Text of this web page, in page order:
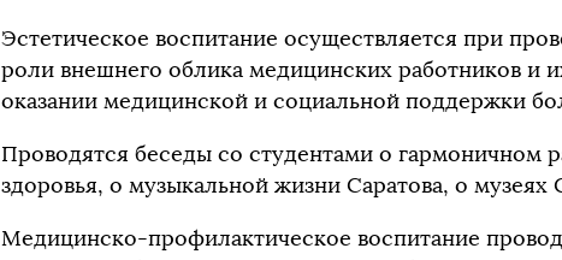
Эстетическое воспитание осуществляется при
роли внешнего облика медицинских работников и
оказании медицинской и социальной поддержки
Проводятся беседы со студентами о гармоничном
здоровья, о музыкальной жизни Саратова, о музеях
Медицинско-профилактическое воспитание